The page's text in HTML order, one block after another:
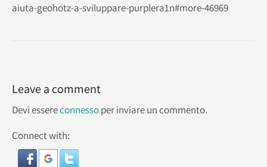
aiuta-geohotz-a-sviluppare-purplera1n#more-46969
Leave a comment
Devi essereconnessoper inviare un commento.
Connect with: